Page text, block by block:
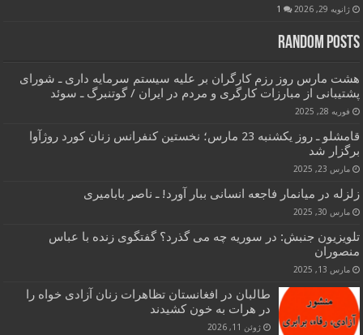
ژانویه 29, 2026 1
Random Posts
هشت مارس روز رزم کارگران بر علیه سیستم سرمایه داری ـ شورای
پشتیبانی از مبارزات کارگری و مردم در ایران / گوتنبرگ ـ سوئد
فوریه 28, 2025
قامشلو ـ روز یکشنبه 23 مارس؛ نخستین کنفرانس زنان کورد روژآوا
برگزار شد
مارس 23, 2025
زلزله در میانمار فاجعه انسانی ببار آورد! ـ ناصر بابامیری
مارس 30, 2025
تلویزیون جنبش: در سوریه چه می گذرد؟ گفتگوی زنده با عباس
منصوران
مارس 13, 2025
طالبان در افغانستان تظاهرات زنان آزادی خواه را
در هرات به خون کشیدند
ژوئن 11, 2026